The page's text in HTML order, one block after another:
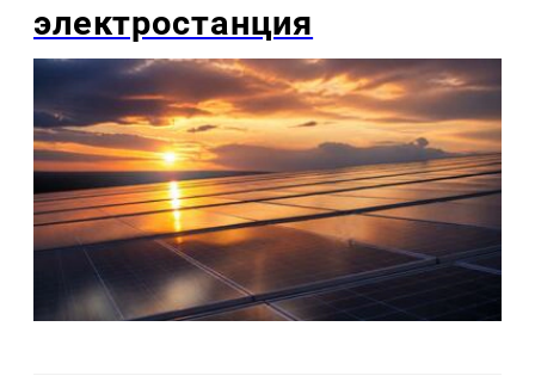
электростанция